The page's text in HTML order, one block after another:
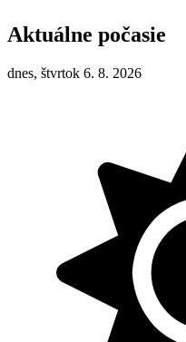
Aktuálne počasie
dnes, štvrtok 6. 8. 2026